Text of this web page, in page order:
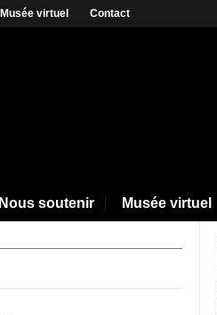
Musée virtuel Contact
Nous soutenir Musée virtuel